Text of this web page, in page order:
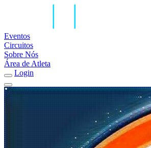
Eventos
Circuitos
Sobre Nós
Área de Atleta
Login